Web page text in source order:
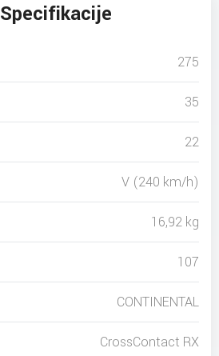
Specifikacije
275
35
22
V (240 km/h)
16,92 kg
107
CONTINENTAL
CrossContact RX